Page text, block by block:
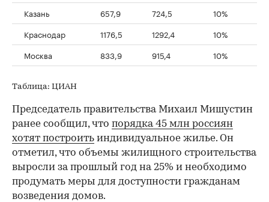
Казань 657,9 724,5
10%
Краснодар
1176,5 1292,4
10%
Москва
833,9 915,4 10%
Таблица: ЦИАН
Председатель правительства Михаил Мишустин
ранее сообщил, что порядка 45 млн россиян
хотят построить индивидуальное жилье. Он
отметил, что объемы жилищного строительства
выросли за прошлый год на 25% и необходимо
продумать меры для доступности гражданам
возведения домов.